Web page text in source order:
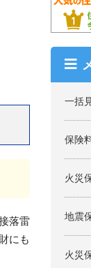
落雷
にも
一括
保険
火災
地震
火災